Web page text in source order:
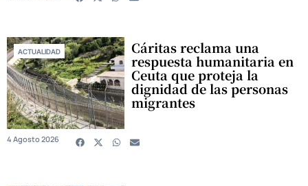
ACTUALIDAD Cáritas reclama una
respuesta humanitaria en
Ceuta que proteja la
dignidad de las personas
migrantes
4 Agosto 2026